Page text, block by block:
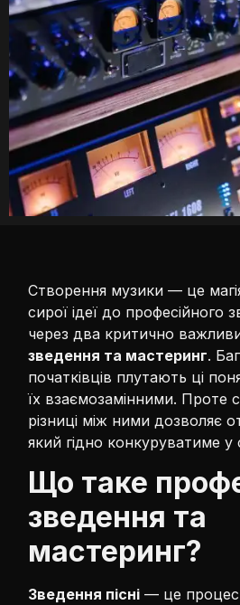
Створення музики — це
сирої ідеї до професійного
через два критично
зведення та мастеринг.
початківців плутають ці
їх взаємозамінними. Проте
різниці між ними дозволяє
який гідно конкуруватиме у
Що таке
зведення та
мастеринг?
Зведення пісні — це процес